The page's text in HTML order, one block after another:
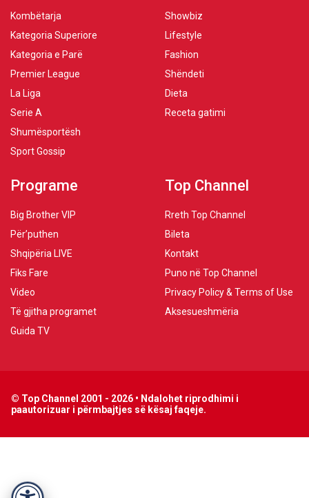
Kombëtarja
Kategoria Superiore
Kategoria e Parë
Premier League
La Liga
Serie A
Shumësportësh
Sport Gossip
Showbiz
Lifestyle
Fashion
Shëndeti
Dieta
Receta gatimi
Programe
Big Brother VIP
Për’puthen
Shqipëria LIVE
Fiks Fare
Video
Të gjitha programet
Guida TV
Top Channel
Rreth Top Channel
Bileta
Kontakt
Puno në Top Channel
Privacy Policy & Terms of Use
Aksesueshmëria
© Top Channel 2001 - 2026 • Ndalohet riprodhimi i
paautorizuar i përmbajtjes së kësaj faqeje.